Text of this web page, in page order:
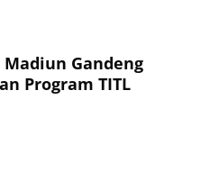
Gandeng
Program TITL